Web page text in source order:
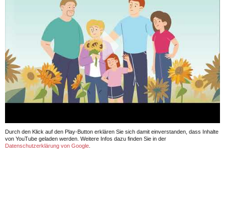
Durch den Klick auf den Play-Button erklären Sie sich damit einverstanden, dass Inhalte
von YouTube geladen werden. Weitere Infos dazu finden Sie in der
Datenschutzerklärung von Google